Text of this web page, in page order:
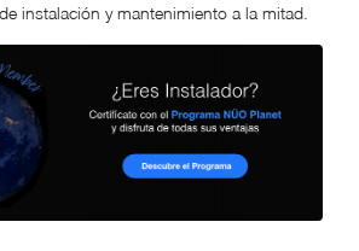
instalación y mantenimiento a la mitad.